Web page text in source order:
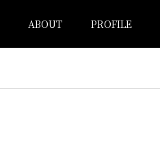
ABOUT PROFILE